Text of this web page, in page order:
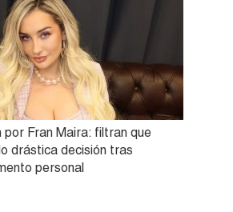
por Fran Maira: filtran que
drástica decisión tras
personal